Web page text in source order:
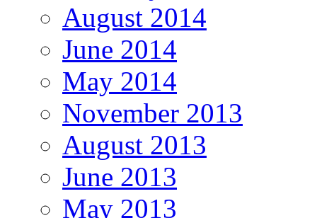
August 2014
June 2014
May 2014
November 2013
August 2013
June 2013
May 2013